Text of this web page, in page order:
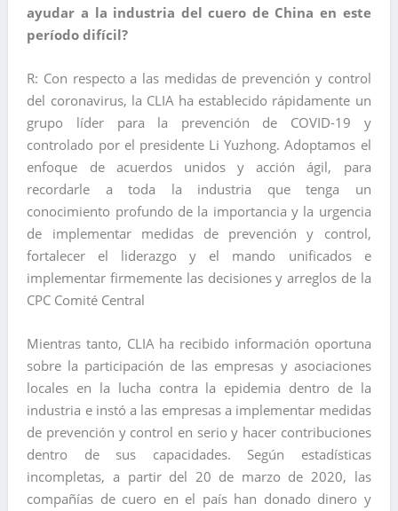
ayudar a la industria del cuero de China en este
período difícil?
R: Con respecto a las medidas de prevención y control
del coronavirus, la CLIA ha establecido rápidamente un
grupo líder para la prevención de COVID-19 y
controlado por el presidente Li Yuzhong. Adoptamos el
enfoque de acuerdos unidos y acción ágil, para
recordarle a toda la industria que tenga un
conocimiento profundo de la importancia y la urgencia
de implementar medidas de prevención y control,
fortalecer el liderazgo y el mando unificados e
implementar firmemente las decisiones y arreglos de la
CPC Comité Central
Mientras tanto, CLIA ha recibido información oportuna
sobre la participación de las empresas y asociaciones
locales en la lucha contra la epidemia dentro de la
industria e instó a las empresas a implementar medidas
de prevención y control en serio y hacer contribuciones
dentro de sus capacidades. Según estadísticas
incompletas, a partir del 20 de marzo de 2020, las
compañías de cuero en el país han donado dinero y